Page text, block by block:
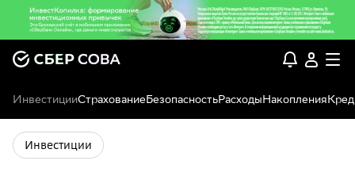
ИнвестицииСтрахованиеБезопасностьРасходыНакопления
Инвестиции